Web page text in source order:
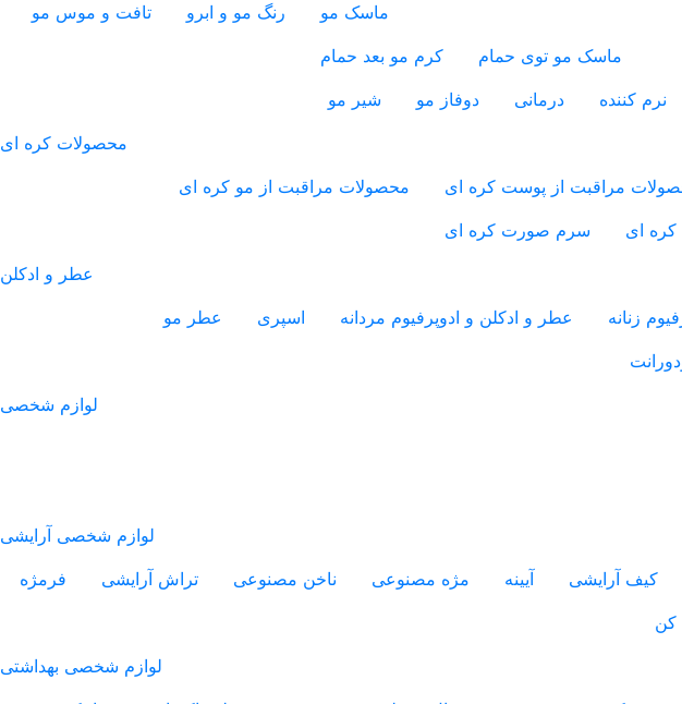
ماسک مو
ماسک مو توی حمام
کرم مو بعد حمام
رنگ مو و ابرو تافت و موس مو
نرم کننده درمانی دوفاز مو
شیر مو
محصولات کره ای
مراقبت از پوست کره ای
کره ای سرم صورت کره ای
محصولات مراقبت از مو کره ای
عطر و ادکلن
زنانه عطر و ادکلن و ادوپرفیوم مردانه اسپری
عطر مو
لوازم شخصی
لوازم شخصی آرایشی
کیف آرایشی آیینه مژه مصنوعی ناخن مصنوعی تراش آرایشی
فرمژه
کن
لوازم شخصی بهداشتی